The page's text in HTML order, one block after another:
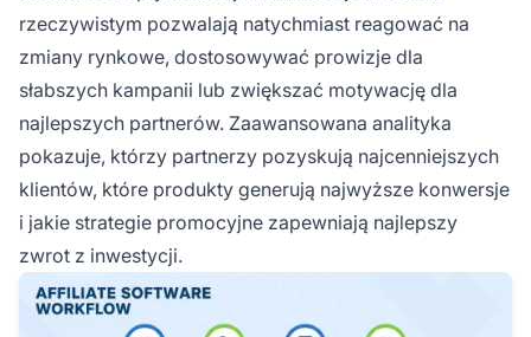
rzeczywistym pozwalają natychmiast reagować na
zmiany rynkowe, dostosowywać prowizje dla
słabszych kampanii lub zwiększać motywację dla
najlepszych partnerów. Zaawansowana analityka
pokazuje, którzy partnerzy pozyskują najcenniejszych
klientów, które produkty generują najwyższe konwersje
i jakie strategie promocyjne zapewniają najlepszy
zwrot z inwestycji.